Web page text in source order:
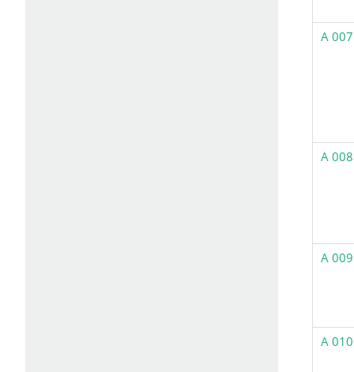
A 007
A 008
A 009
A 010